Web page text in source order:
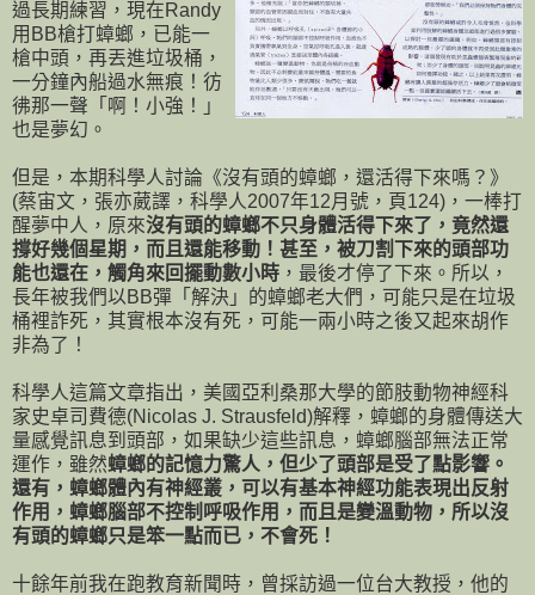
過長期練習，現在Randy
用BB槍打蟑螂，已能一
槍中頭，再丟進垃圾桶，
一分鐘內船過水無痕！彷
彿那一聲「啊！小強！」
也是夢幻。
但是，本期科學人討論《沒有頭的蟑螂，還活得下來嗎？》
(蔡宙文，張亦葳譯，科學人2007年12月號，頁124)，一棒打
醒夢中人，原來沒有頭的蟑螂不只身體活得下來了，竟然還
撐好幾個星期，而且還能移動！甚至，被刀割下來的頭部功
能也還在，觸角來回擺動數小時 ，最後才停了下來。所以，
長年被我們以BB彈「解決」的蟑螂老大們，可能只是在垃圾
桶裡詐死，其實根本沒有死，可能一兩小時之後又起來胡作
非為了！
科學人這篇文章指出，美國亞利桑那大學的節肢動物神經科
家史卓司費德(Nicolas J. Strausfeld)解釋，蟑螂的身體傳送大
量感覺訊息到頭部，如果缺少這些訊息，蟑螂腦部無法正常
運作，雖然蟑螂的記憶力驚人，但少了頭部是受了點影響。
還有，蟑螂體內有神經叢，可以有基本神經功能表現出反射
作用，蟑螂腦部不控制呼吸作用，而且是變溫動物，所以沒
有頭的蟑螂只是笨一點而已，不會死！
十餘年前我在跑教育新聞時，曾採訪過一位台大教授，他的